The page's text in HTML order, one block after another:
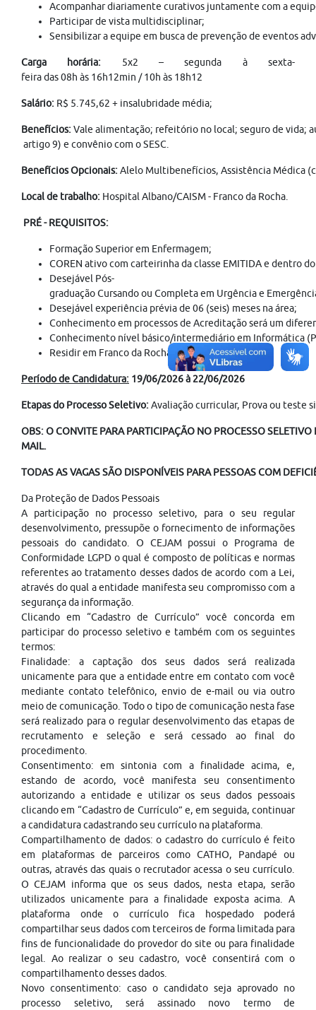
Acompanhar diariamente curativos juntamente com a
Participar de vista multidisciplinar;
Sensibilizar a equipe em busca de prevenção de eventos
Carga horária: 5x2 – segunda à sexta-
feira das 08h às 16h12min / 10h às 18h12
Salário: R$ 5.745,62 + insalubridade média;
Benefícios:Vale alimentação; refeitório no local; seguro de vida;
artigo 9) e convênio com o SESC.
Benefícios Opcionais:Alelo Multibenefícios, Assistência Médica
Local de trabalho: Hospital Albano/CAISM - Franco da Rocha.
PRÉ - REQUISITOS:
Formação Superior em Enfermagem;
COREN ativo com carteirinha da classe EMITIDA e dentro
Desejável Pós-
graduação Cursando ou Completa em Urgência e
Desejável experiência prévia de 06 (seis) meses na área;
Conhecimento em processos de Acreditação será um
Conhecimento nível básico/intermediário em Informática
Residir em Franco da Rocha ou região próxima.
Período de Candidatura: 19/06/2026 à 22/06/2026
Etapas do Processo Seletivo:Avaliação curricular, Prova ou teste
OBS: O CONVITE PARA PARTICIPAÇÃO NO PROCESSO SELETIVO
MAIL.
TODAS AS VAGAS SÃO DISPONÍVEIS PARA PESSOAS COM
Da Proteção de Dados Pessoais
A participação no processo seletivo, para o seu regular
desenvolvimento, pressupõe o fornecimento de informações
pessoais do candidato. O CEJAM possui o Programa de
Conformidade LGPD o qual é composto de políticas e normas
referentes ao tratamento desses dados de acordo com a Lei,
através do qual a entidade manifesta seu compromisso com a
segurança da informação.
Clicando em “Cadastro de Currículo” você concorda em
participar do processo seletivo e também com os seguintes
termos:
Finalidade: a captação dos seus dados será realizada
unicamente para que a entidade entre em contato com você
mediante contato telefônico, envio de e-mail ou via outro
meio de comunicação. Todo o tipo de comunicação nesta fase
será realizado para o regular desenvolvimento das etapas de
recrutamento e seleção e será cessado ao final do
procedimento.
Consentimento: em sintonia com a finalidade acima, e,
estando de acordo, você manifesta seu consentimento
autorizando a entidade e utilizar os seus dados pessoais
clicando em “Cadastro de Currículo” e, em seguida, continuar
a candidatura cadastrando seu currículo na plataforma.
Compartilhamento de dados: o cadastro do currículo é feito
em plataformas de parceiros como CATHO, Pandapé ou
outras, através das quais o recrutador acessa o seu currículo.
O CEJAM informa que os seus dados, nesta etapa, serão
utilizados unicamente para a finalidade exposta acima. A
plataforma onde o currículo fica hospedado poderá
compartilhar seus dados com terceiros de forma limitada para
fins de funcionalidade do provedor do site ou para finalidade
legal. Ao realizar o seu cadastro, você consentirá com o
compartilhamento desses dados.
Novo consentimento: caso o candidato seja aprovado no
processo seletivo, será assinado novo termo de